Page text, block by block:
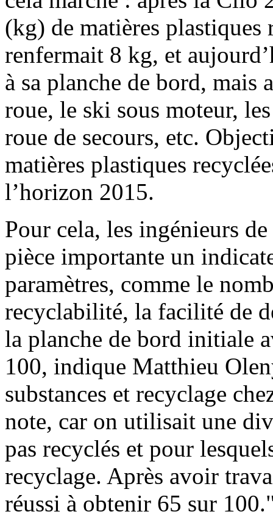
(kg) de matières plastiques
renfermait 8 kg, et
à sa planche de bord, mais
roue, le ski sous moteur,
roue de secours, etc.
matières plastiques
l’horizon 2015.
Pour cela, les ingénieurs
pièce importante un
paramètres, comme le
recyclabilité, la facilité de
la planche de bord initiale
100, indique Matthieu
substances et recyclage
note, car on utilisait une
pas recyclés et pour
recyclage. Après avoir
réussi à obtenir 65 sur